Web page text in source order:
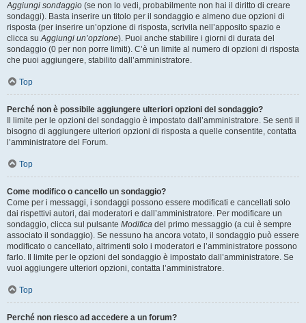
Aggiungi sondaggio (se non lo vedi, probabilmente non hai il diritto di creare
sondaggi). Basta inserire un titolo per il sondaggio e almeno due opzioni di
risposta (per inserire un’opzione di risposta, scrivila nell’apposito spazio e
clicca suAggiungi un’opzione). Puoi anche stabilire i giorni di durata del
sondaggio (0 per non porre limiti). C’è un limite al numero di opzioni di risposta
che puoi aggiungere, stabilito dall’amministratore.
Top
Perché non è possibile aggiungere ulteriori opzioni del sondaggio?
Il limite per le opzioni del sondaggio è impostato dall’amministratore. Se senti il
bisogno di aggiungere ulteriori opzioni di risposta a quelle consentite, contatta
l’amministratore del Forum.
Top
Come modifico o cancello un sondaggio?
Come per i messaggi, i sondaggi possono essere modificati e cancellati solo
dai rispettivi autori, dai moderatori e dall’amministratore. Per modificare un
sondaggio, clicca sul pulsante Modifica del primo messaggio (a cui è sempre
associato il sondaggio). Se nessuno ha ancora votato, il sondaggio può essere
modificato o cancellato, altrimenti solo i moderatori e l’amministratore possono
farlo. Il limite per le opzioni del sondaggio è impostato dall’amministratore. Se
vuoi aggiungere ulteriori opzioni, contatta l’amministratore.
Top
Perché non riesco ad accedere a un forum?